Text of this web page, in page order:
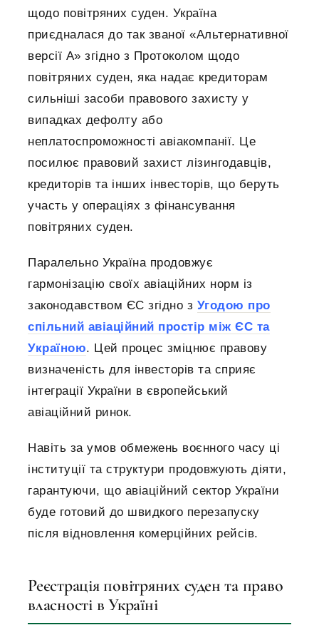
щодо повітряних суден. Україна
приєдналася до так званої «Альтернативної
версії А» згідно з Протоколом щодо
повітряних суден, яка надає кредиторам
сильніші засоби правового захисту у
випадках дефолту або
неплатоспроможності авіакомпанії. Це
посилює правовий захист лізингодавців,
кредиторів та інших інвесторів, що беруть
участь у операціях з фінансування
повітряних суден.
Паралельно Україна продовжує
гармонізацію своїх авіаційних норм із
законодавством ЄС згідно з Угодою про
спільний авіаційний простір між ЄС та
Україною. Цей процес зміцнює правову
визначеність для інвесторів та сприяє
інтеграції України в європейський
авіаційний ринок.
Навіть за умов обмежень воєнного часу ці
інституції та структури продовжують діяти,
гарантуючи, що авіаційний сектор України
буде готовий до швидкого перезапуску
після відновлення комерційних рейсів.
Реєстрація повітряних суден та право
власності в Україні